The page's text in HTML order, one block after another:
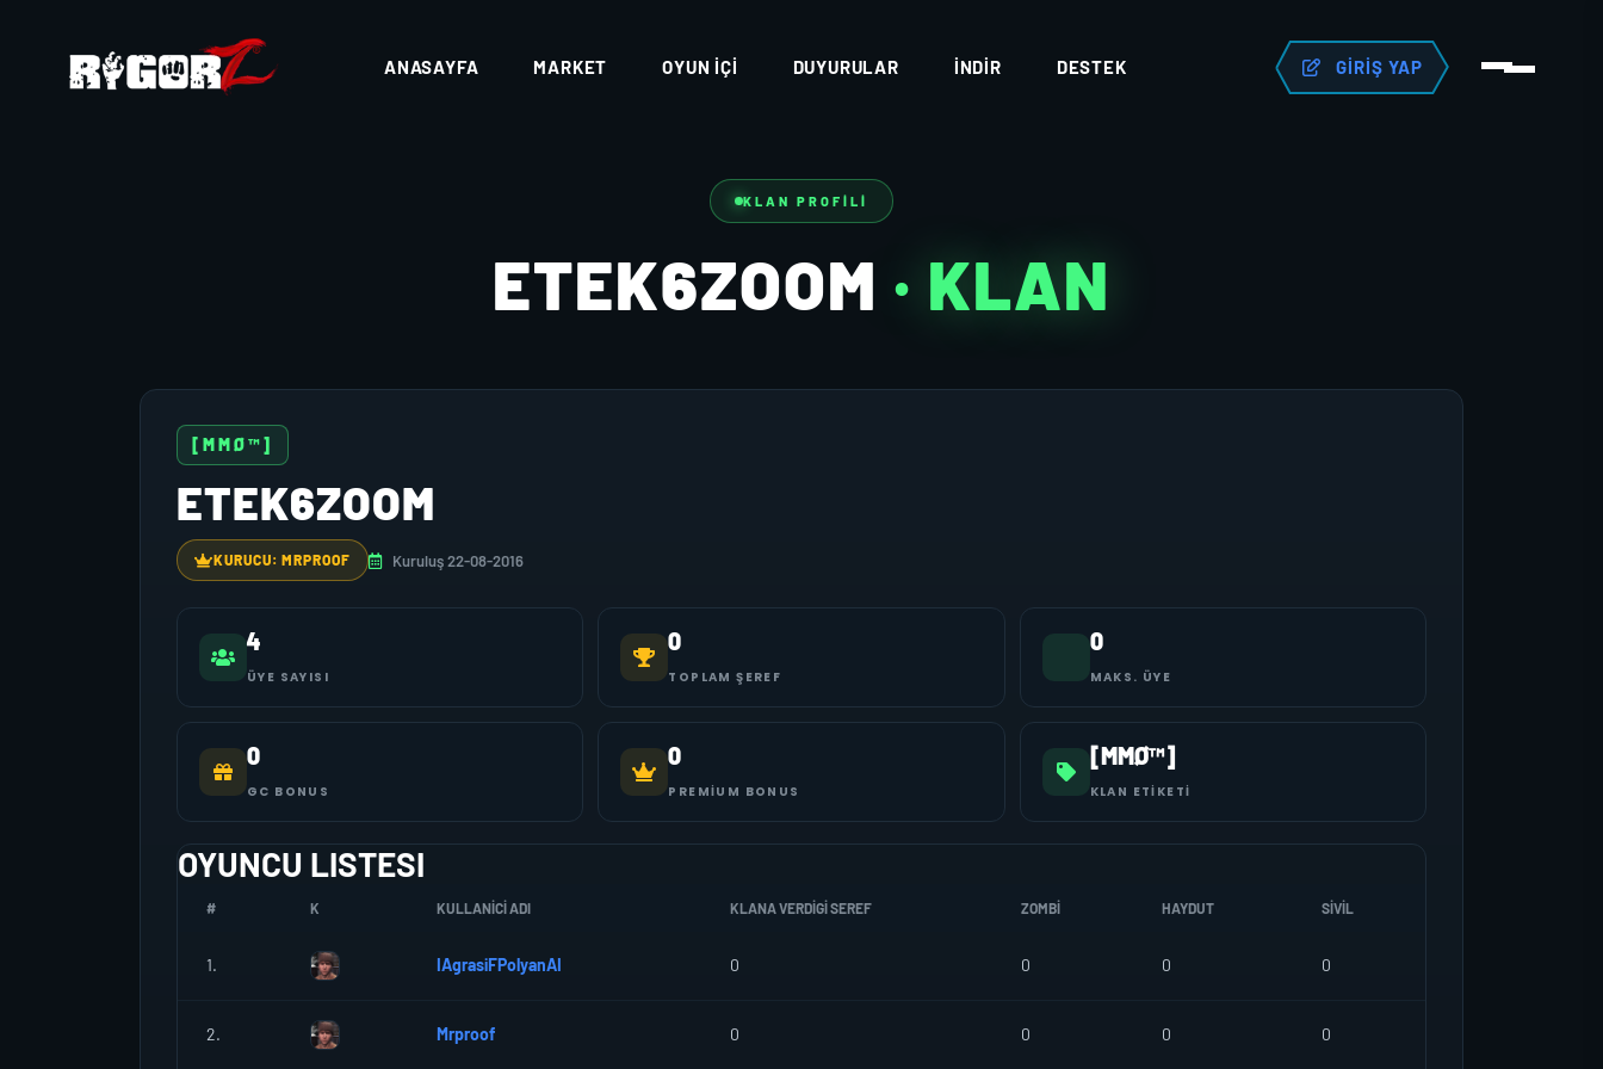
ANASAYFA MARKET OYUN İÇI DUYURULAR İNDIR DESTEK GIRIŞ YAP
KLAN PROFILI
ETEK6ZOOM · KLAN
[MMØ™]
ETEK6ZOOM
KURUCU: MRPROOF Kuruluş 22-08-2016
4
ÜYE SAYISI
0
TOPLAM ŞEREF
0
MAKS. ÜYE
0
GC BONUS
0
PREMIUM BONUS
[MMØ™]
KLAN ETIKETI
OYUNCU LISTESI
# K KULLANICI ADI KLANA VERDIGI SEREF ZOMBI HAYDUT SIVIL
1. IAgrasiFPolyanAI 0 0 0 0
2. Mrproof 0 0 0 0